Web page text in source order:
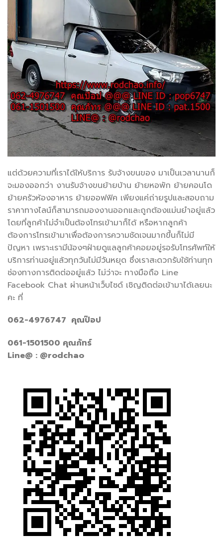
แต่ด้วยความที่เราได้ให้บริการ รับจ้างขนของ มาเป็นเวลานานก็
จะมองออกว่า งานรับจ้างขนย้ายบ้าน ย้ายหอพัก ย้ายคอนโด
ย้ายครัวห้องอาหาร ย้ายออฟฟิค เพียงแค่ถ่ายรูปและสอบถาม
ราคาทางไลน์ก็สามารถมองงานออกและถูกต้องแม่นยำอยู่แล้ว
โดยที่ลูกค้าไม่จำเป็นต้องโทรเข้ามาก็ได้ หรือหากลูกค้า
ต้องการโทรเข้ามาเพื่อต้องการความชัดเจนมากขึ้นก็ไม่มี
ปัญหา เพราะเรามีน้องๆฝ่ายดูแลลูกค้าคอยอยู่รอรับโทรศัพท์ให้
บริการท่านอยู่แล้วทุกวันไม่มีวันหยุด ซึ่งเราสะดวกรับใช้ท่านทุก
ช่องทางการติดต่ออยู่แล้ว ไม่ว่าจะ ทางมือถือ Line
Facebook Chat ผ่านหน้าเว็บไซด์ เชิญติดต่อเข้ามาได้เลยนะ
คะ ที่
062-4976747 คุณป๊อป
061-1501500 คุณภัทร์
Line@ : @rodchao